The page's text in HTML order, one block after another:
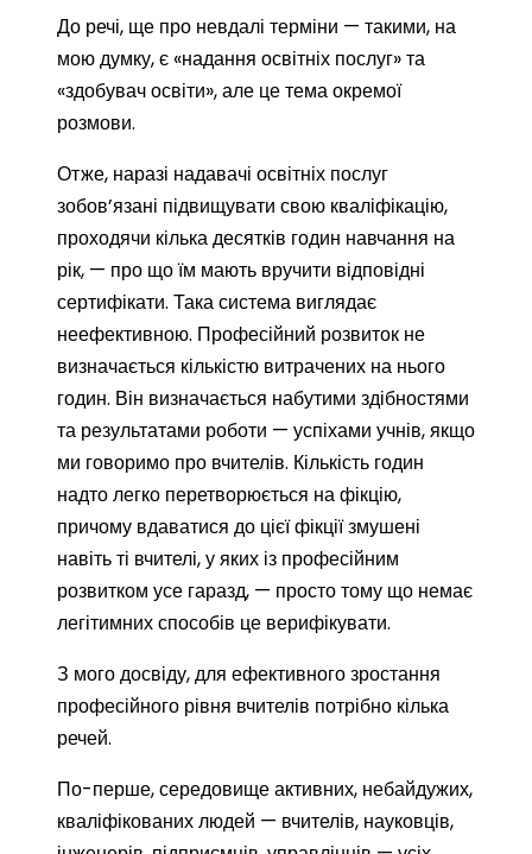
До речі, ще про невдалі терміни — такими, на
мою думку, є «надання освітніх послуг» та
«здобувач освіти», але це тема окремої
розмови.
Отже, наразі надавачі освітніх послуг
зобов’язані підвищувати свою кваліфікацію,
проходячи кілька десятків годин навчання на
рік, — про що їм мають вручити відповідні
сертифікати. Така система виглядає
неефективною. Професійний розвиток не
визначається кількістю витрачених на нього
годин. Він визначається набутими здібностями
та результатами роботи — успіхами учнів, якщо
ми говоримо про вчителів. Кількість годин
надто легко перетворюється на фікцію,
причому вдаватися до цієї фікції змушені
навіть ті вчителі, у яких із професійним
розвитком усе гаразд, — просто тому що немає
легітимних способів це верифікувати.
З мого досвіду, для ефективного зростання
професійного рівня вчителів потрібно кілька
речей.
По-перше, середовище активних, небайдужих,
кваліфікованих людей — вчителів, науковців,